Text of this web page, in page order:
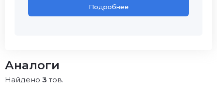
Подробнее
Аналоги
Найдено 3 тов.